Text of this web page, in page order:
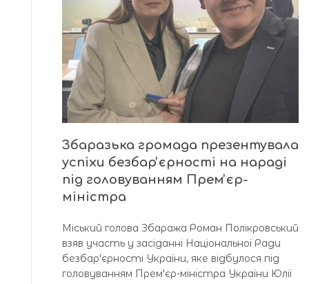
Збаразька громада презентувала
успіхи безбарʼєрності на нараді
під головуванням Премʼєр-
міністра
Міський голова Збаража Роман Полікровський
взяв участь у засіданні Національної Ради
безбарʼєрності України, яке відбулося під
головуванням Премʼєр-міністра України Юлії